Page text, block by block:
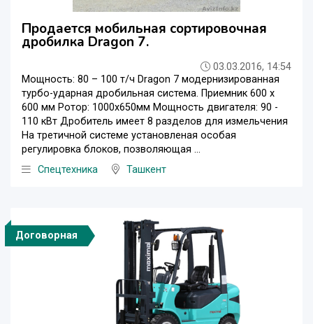
Продается мобильная сортировочная
дробилка Dragon 7.
03.03.2016, 14:54
Мощность: 80 – 100 т/ч Dragon 7 модернизированная
турбо-ударная дробильная система. Приемник 600 х
600 мм Ротор: 1000х650мм Мощность двигателя: 90 -
110 кВт Дробитель имеет 8 разделов для измельчения
На третичной системе установленая особая
регулировка блоков, позволяющая ...
Спецтехника
Ташкент
Договорная